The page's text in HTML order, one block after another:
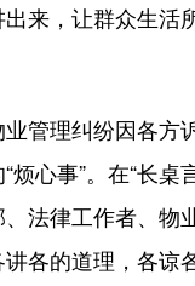
来，让群众生活
理纠纷因各方
烦心事”。在“长桌
法律工作者、物
各的道理，各谅